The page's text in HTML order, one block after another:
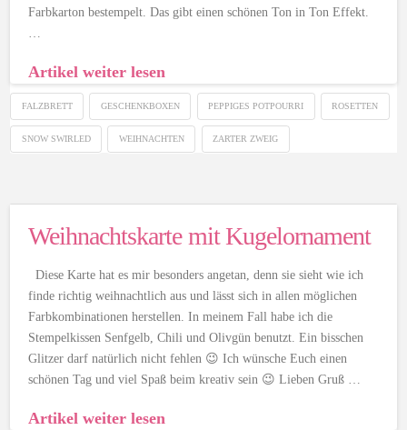
Farbkarton bestempelt. Das gibt einen schönen Ton in Ton Effekt.
…
Artikel weiter lesen
FALZBRETT GESCHENKBOXEN PEPPIGES POTPOURRI ROSETTEN
SNOW SWIRLED WEIHNACHTEN ZARTER ZWEIG
Weihnachtskarte mit Kugelornament
Diese Karte hat es mir besonders angetan, denn sie sieht wie ich
finde richtig weihnachtlich aus und lässt sich in allen möglichen
Farbkombinationen herstellen. In meinem Fall habe ich die
Stempelkissen Senfgelb, Chili und Olivgün benutzt. Ein bisschen
Glitzer darf natürlich nicht fehlen 😉 Ich wünsche Euch einen
schönen Tag und viel Spaß beim kreativ sein 😉 Lieben Gruß …
Artikel weiter lesen